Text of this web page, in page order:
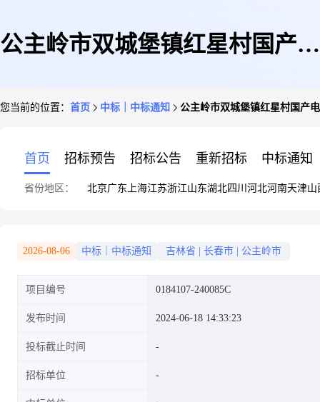
公主岭市双城堡镇红星村国产电
您当前的位置： 首页 中标｜中标通知 公主岭市双城堡镇红星村国产
首页 招标预告 招标公告 重新招标 中标通知
省份地区： 北京广东 上海江苏浙江山东湖北四川 河北河南天津山
2026-08-06 中标｜中标通知 吉林省 长春市 公主岭市
项目编号 0184107-240085C
发布时间 2024-06-18 14:33:23
投标截止时间
招标单位